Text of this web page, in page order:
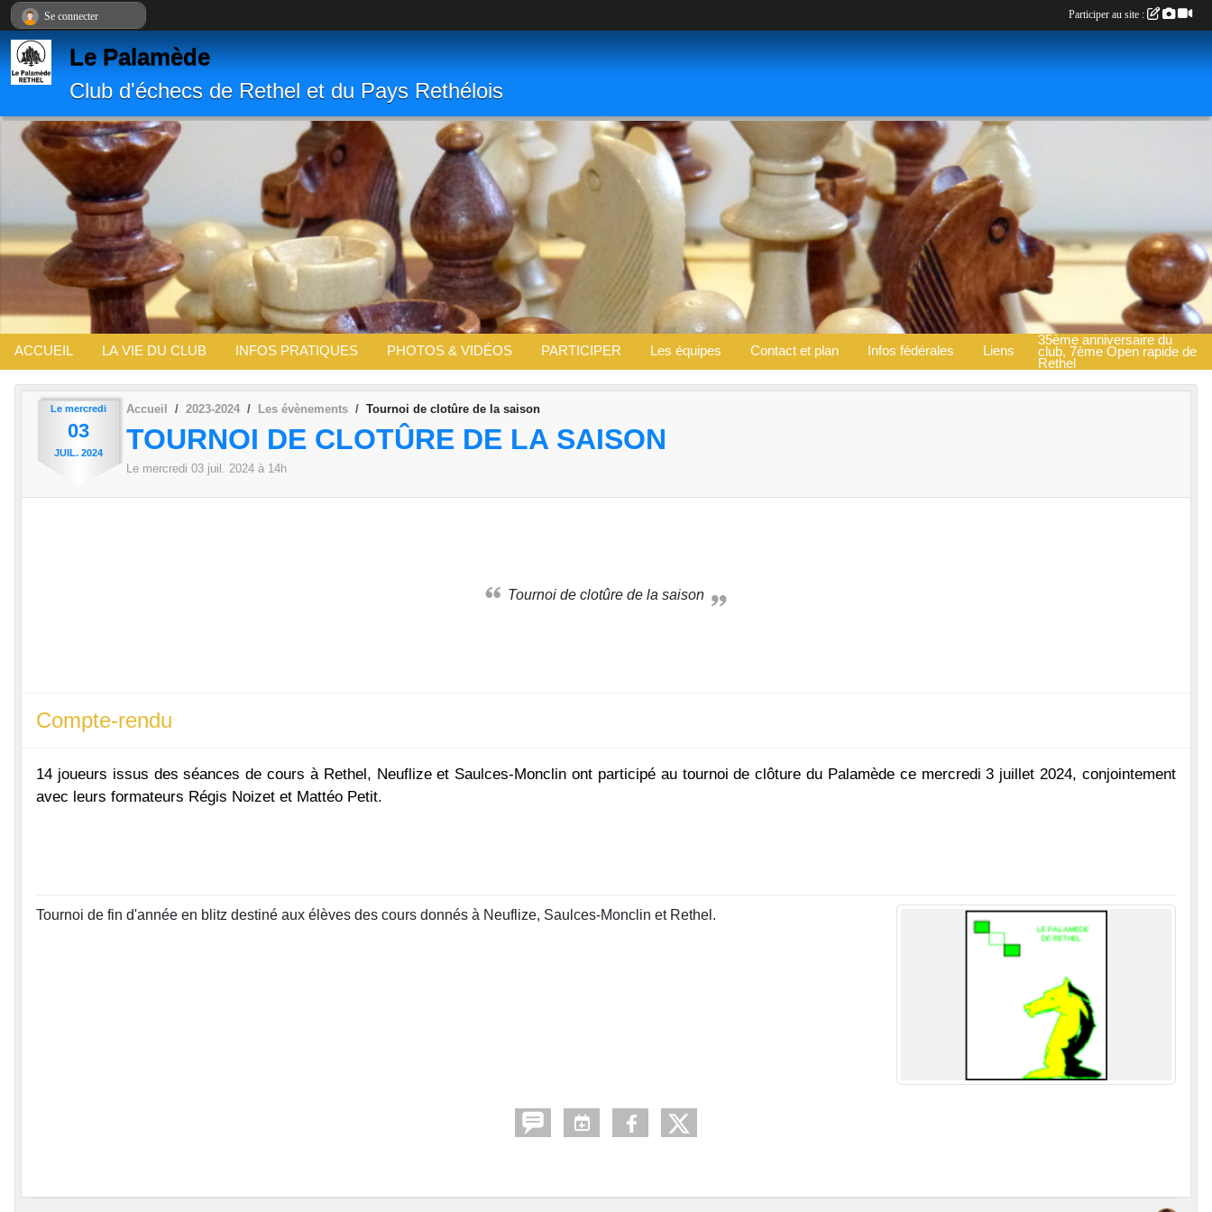
Le Palamède
Club d'échecs de Rethel et du Pays Rethélois
ACCUEIL LA VIE DU CLUB INFOS PRATIQUES PHOTOS & VIDÉOS PARTICIPER Les équipes Contact et plan Infos fédérales Liens
35ème anniversaire du
club, 7ème Open rapide de
Rethel
Le mercredi
03
JUIL. 2024
Accueil 2023-2024 Les évènements Tournoi de clotûre de la saison
TOURNOI DE CLOTÛRE DE LA SAISON
Le mercredi 03 juil. 2024 à 14h
Tournoi de clotûre de la saison
Compte-rendu
14 joueurs issus des séances de cours à Rethel, Neuflize et Saulces-Monclin ont participé au tournoi de clôture du Palamède ce mercredi 3 juillet 2024, conjointement
avec leurs formateurs Régis Noizet et Mattéo Petit.
Tournoi de fin d'année en blitz destiné aux élèves des cours donnés à Neuflize, Saulces-Monclin et Rethel.
Se connecter Participer au site :
Panneau de gestion des cookies